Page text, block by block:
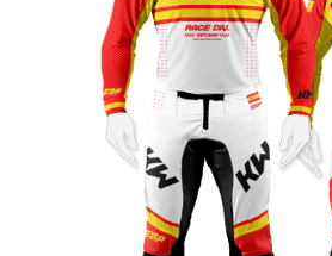
Color de contorno
Sin contorno
AÑADIR
Color de contorno
Sin contorno
AÑADIR